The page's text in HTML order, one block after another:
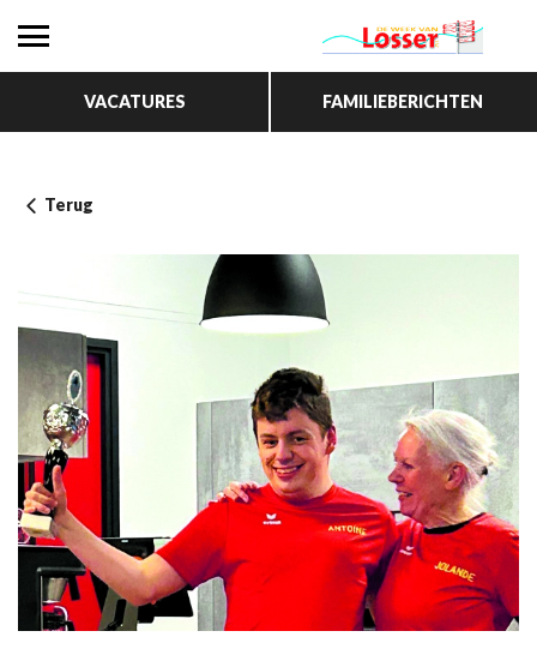
VACATURES FAMILIEBERICHTEN
Terug